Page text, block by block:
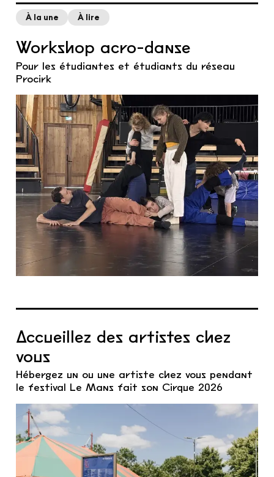
À la une À lire
Workshop acro-danse
Pour les étudiantes et étudiants du réseau
Procirk
Accueillez des artistes chez
vous
Hébergez un ou une artiste chez vous pendant
le festival Le Mans fait son Cirque 2026